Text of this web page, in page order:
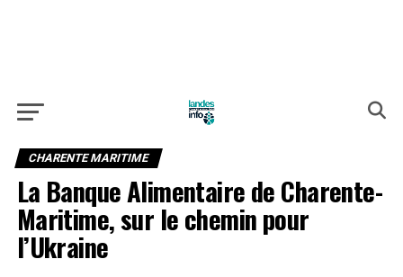
CHARENTE MARITIME
La Banque Alimentaire de Charente-
Maritime, sur le chemin pour
l’Ukraine